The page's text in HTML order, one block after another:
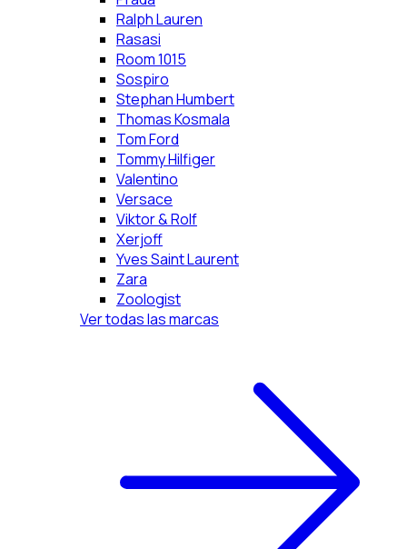
Ralph Lauren
Rasasi
Room 1015
Sospiro
Stephan Humbert
Thomas Kosmala
Tom Ford
Tommy Hilfiger
Valentino
Versace
Viktor & Rolf
Xerjoff
Yves Saint Laurent
Zara
Zoologist
Ver todas las marcas